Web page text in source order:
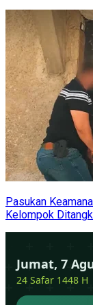
Pasukan
Kelompok